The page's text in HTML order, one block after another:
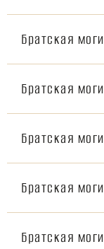
Братская
Братская
Братская
Братская
Братская